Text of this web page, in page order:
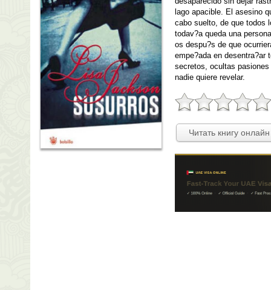
lago apacible. El asesino
cabo suelto, de que todos
todav?a queda una
os despu?s de que
empe?ada en desentra?ar
secretos, ocultas
nadie quiere revelar.
Читать книгу